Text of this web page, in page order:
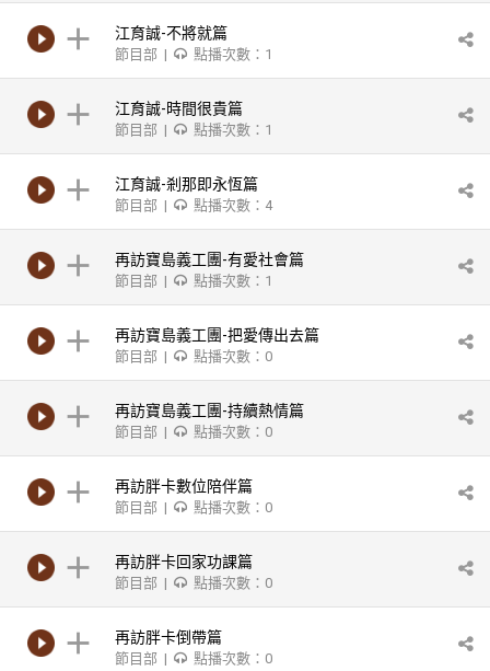
江育誠-不將就篇
節目部 | 點播次數：1
江育誠-時間很貴篇
節目部 | 點播次數：1
江育誠-剎那即永恆篇
節目部 | 點播次數：4
再訪寶島義工團-有愛社會篇
節目部 | 點播次數：1
再訪寶島義工團-把愛傳出去篇
節目部 | 點播次數：0
再訪寶島義工團-持續熱情篇
節目部 | 點播次數：0
再訪胖卡數位陪伴篇
節目部 | 點播次數：0
再訪胖卡回家功課篇
節目部 | 點播次數：0
再訪胖卡倒帶篇
節目部 | 點播次數：0